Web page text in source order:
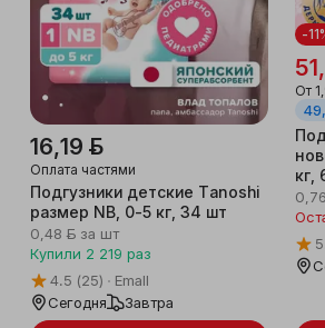
16,19 ƃ
Оплата частями
Подгузники детские Tanoshi
размер NB, 0-5 кг, 34 шт
0,48 ƃза шт
Купили 2 219 раз
4.5 (25)
Emall
Сегодня
Завтра
-
От
кг,